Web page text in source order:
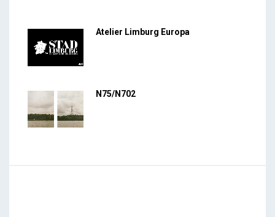
Atelier Limburg Europa
N75/N702